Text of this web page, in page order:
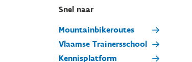
Snel naar
Mountainbikeroutes
Vlaamse Trainersschool
Kennisplatform